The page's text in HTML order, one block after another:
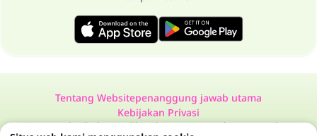
Tentang Websitepenanggung jawab utama
Kebijakan Privasi
Semua Hak Dilindungi Milik Website Tanya Jawab Tentang Islam